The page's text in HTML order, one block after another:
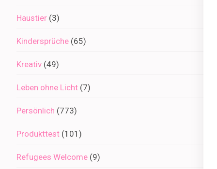
Haustier (3)
Kindersprüche (65)
Kreativ (49)
Leben ohne Licht (7)
Persönlich (773)
Produkttest (101)
Refugees Welcome (9)